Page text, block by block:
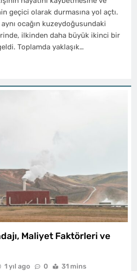
geçici olarak durmasına yol açtı.
ocağın kuzeydoğusundaki
ilkinden daha büyük ikinci bir
Toplamda yaklaşık…
Maliyet Faktörleri ve
1 yıl ago 0 31 mins